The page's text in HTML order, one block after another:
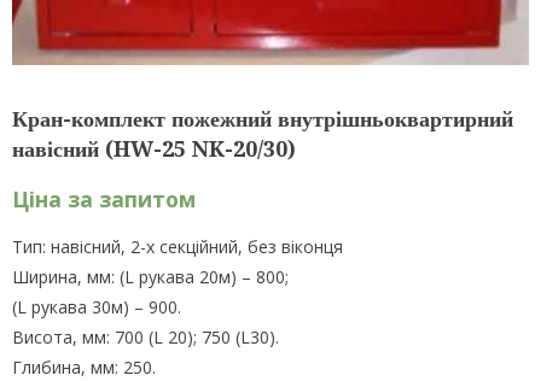
Кран-комплект пожежний внутрішньоквартирний
навісний (HW-25 NK-20/30)
Ціна за запитом
Тип: навісний, 2-х секційний, без віконця
Ширина, мм: (L рукава 20м) – 800;
(L рукава 30м) – 900.
Висота, мм: 700 (L 20); 750 (L30).
Глибина, мм: 250.